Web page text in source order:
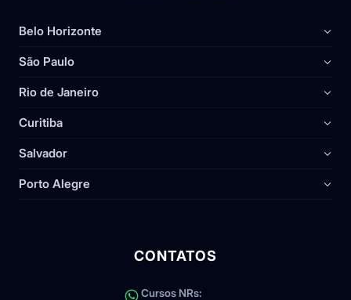
Belo Horizonte
São Paulo
Rio de Janeiro
Curitiba
Salvador
Porto Alegre
CONTATOS
Cursos NRs: